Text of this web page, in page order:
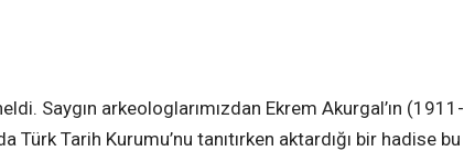
Saygın arkeologlarımızdan Ekrem Akurgal’ın (1911-
Türk Tarih Kurumu’nu tanıtırken aktardığı bir hadise bu